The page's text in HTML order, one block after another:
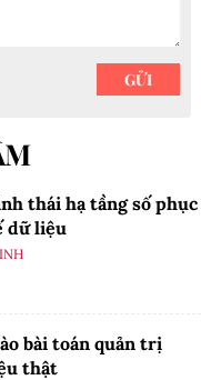
thái hạ tầng số phục
dữ liệu
bài toán quản trị
thật